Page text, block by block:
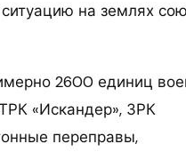
на землях
2600 единиц
«Искандер», ЗРК
переправы,